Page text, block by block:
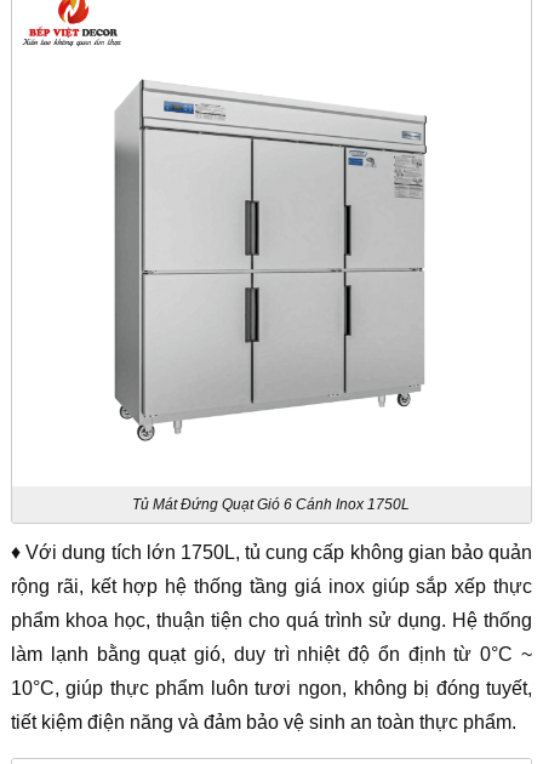
Tủ Mát Đứng Quạt Gió 6 Cánh Inox 1750L
♦ Với dung tích lớn 1750L, tủ cung cấp không gian bảo quản
rộng rãi, kết hợp hệ thống tầng giá inox giúp sắp xếp thực
phẩm khoa học, thuận tiện cho quá trình sử dụng. Hệ thống
làm lạnh bằng quạt gió, duy trì nhiệt độ ổn định từ 0°C ~
10°C, giúp thực phẩm luôn tươi ngon, không bị đóng tuyết,
tiết kiệm điện năng và đảm bảo vệ sinh an toàn thực phẩm.